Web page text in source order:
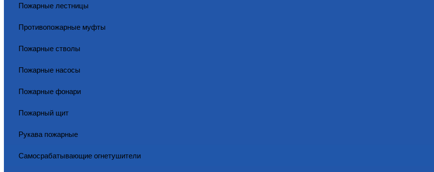
Пожарные лестницы
Противопожарные муфты
Пожарные стволы
Пожарные насосы
Пожарные фонари
Пожарный щит
Рукава пожарные
Самосрабатывающие огнетушители